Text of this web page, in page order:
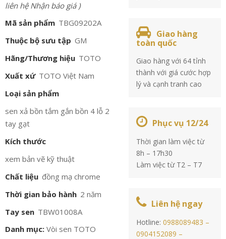
liên hệ Nhận báo giá )
Mã sản phẩm TBG09202A
Thuộc bộ sưu tập GM
Hãng/Thương hiệu TOTO
Xuất xứ TOTO Việt Nam
Loại sản phẩm
sen xả bồn tắm gắn bồn 4 lỗ 2
tay gạt
Kích thước
xem bản vẽ kỹ thuật
Chất liệu đồng mạ chrome
Thời gian bảo hành 2 năm
Tay sen TBW01008A
Danh mục: Vòi sen TOTO
Giao hàng
toàn quốc
Giao hàng với 64 tỉnh
thành với giá cước hợp
lý và cạnh tranh cao
Phục vụ 12/24
Thời gian làm việc từ
8h – 17h30
Làm việc từ T2 – T7
Liên hệ ngay
Hotline:0988089483 –
0904152089 –